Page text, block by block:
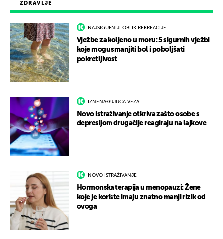
ZDRAVLJE
NAJSIGURNIJI OBLIK REKREACIJE
Vježbe za koljeno u moru: 5 sigurnih vježbi
koje mogu smanjiti bol i poboljšati
pokretljivost
IZNENAĐUJUĆA VEZA
Novo istraživanje otkriva zašto osobe s
depresijom drugačije reagiraju na lajkove
NOVO ISTRAŽIVANJE
Hormonska terapija u menopauzi: Žene
koje je koriste imaju znatno manji rizik od
ovoga